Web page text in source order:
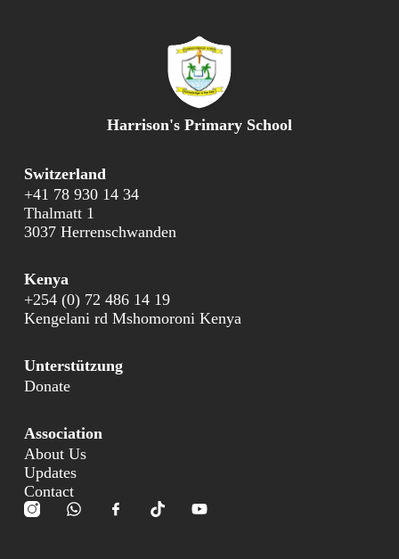
Harrison's Primary School
Switzerland
+41 78 930 14 34
Thalmatt 1
3037 Herrenschwanden
Kenya
+254 (0) 72 486 14 19
Kengelani rd Mshomoroni Kenya
Unterstützung
Donate
Association
About Us
Updates
Contact